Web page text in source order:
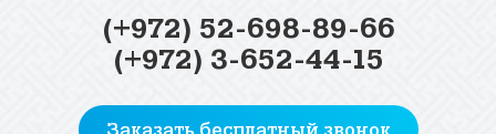
(+972) 52-698-89-66
(+972) 3-652-44-15
Заказать бесплатный звонок